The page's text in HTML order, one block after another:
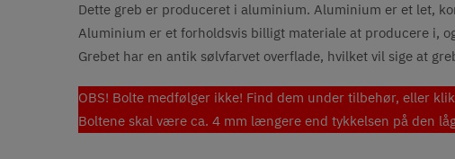
Dette greb er produceret i aluminium. Aluminium er et let,
Aluminium er et forholdsvis billigt materiale at producere i,
Grebet har en antik sølvfarvet overflade, hvilket vil sige at
OBS! Bolte medfølger ikke! Find dem under tilbehør, eller klik
Boltene skal være ca. 4 mm længere end tykkelsen på den